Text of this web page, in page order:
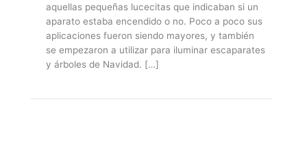
aquellas pequeñas lucecitas que indicaban si un
aparato estaba encendido o no. Poco a poco sus
aplicaciones fueron siendo mayores, y también
se empezaron a utilizar para iluminar escaparates
y árboles de Navidad. […]